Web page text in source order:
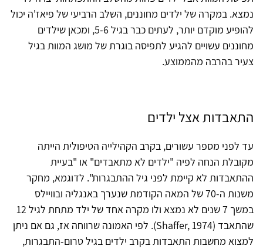
נמצא. במקרה של ילדים מחוננים, השלב הרביעי של פיאז'ה יכול
להופיע מוקדם יותר, לעתים כבר בגיל 5-6, ומכאן שילדים
מחוננים עשויים להגיע לתפיסה בוגרת של מושג המוות בגיל
צעיר בהרבה מהממוצע.
התאבדות אצל ילדים
עד לפני מספר עשורים, בקרב הקהילייה הטיפולית הייתה
מקובלת הנחה לפיה "ילדים לא מתאבדים" או "בעיית
ההתאבדות לא קיימת לפני גיל ההתבגרות". לדוגמא, מחקר
משנות ה-70 של המאה הקודמת שנערך באנגליה ובוויילס
במשך 7 שנים לא נמצא ולו מקרה אחד של ילד מתחת לגיל 12
שהתאבד (Shaffer, 1974). לפי האמונה שרווחה אז, גם אם ניתן
למצוא מחשבות התאבדות בקרב ילדים בגיל טרום-התבגרות,